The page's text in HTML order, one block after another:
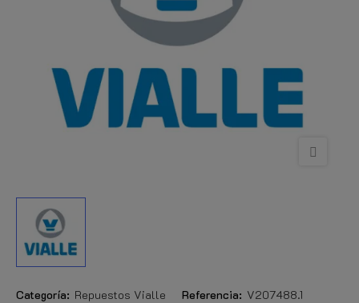
Categoría: Repuestos Vialle Referencia: V207488.1